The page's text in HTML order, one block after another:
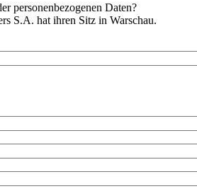
personenbezogenen Daten?
S.A. hat ihren Sitz in Warschau.